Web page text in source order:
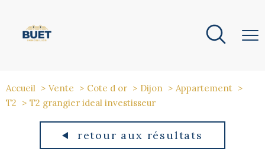
Accueil Vente Cote d or Dijon
Appartement
T2
T2 grangier ideal investisseur
retour aux résultats